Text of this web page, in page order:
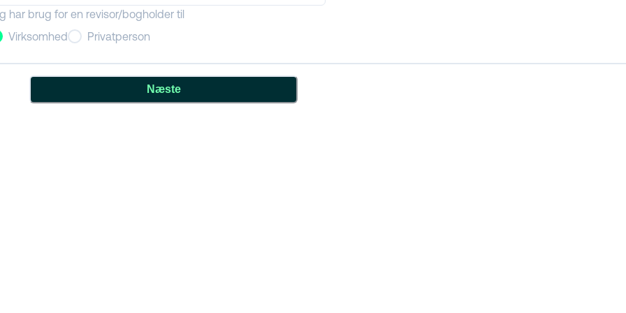
har brug for en revisor/bogholder til
Virksomhed
Privatperson
Næste